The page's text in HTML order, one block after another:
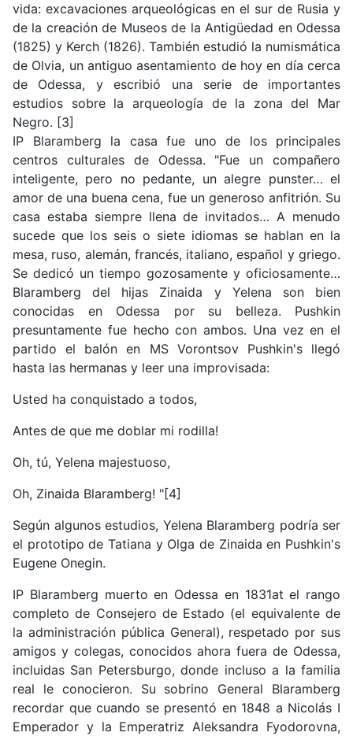
vida: excavaciones arqueológicas en el sur de Rusia y
de la creación de Museos de la Antigüedad en Odessa
(1825) y Kerch (1826). También estudió la numismática
de Olvia, un antiguo asentamiento de hoy en día cerca
de Odessa, y escribió una serie de importantes
estudios sobre la arqueología de la zona del Mar
Negro. [3]
IP Blaramberg la casa fue uno de los principales
centros culturales de Odessa. "Fue un compañero
inteligente, pero no pedante, un alegre punster… el
amor de una buena cena, fue un generoso anfitrión. Su
casa estaba siempre llena de invitados… A menudo
sucede que los seis o siete idiomas se hablan en la
mesa, ruso, alemán, francés, italiano, español y griego.
Se dedicó un tiempo gozosamente y oficiosamente…
Blaramberg del hijas Zinaida y Yelena son bien
conocidas en Odessa por su belleza. Pushkin
presuntamente fue hecho con ambos. Una vez en el
partido el balón en MS Vorontsov Pushkin's llegó
hasta las hermanas y leer una improvisada:
Usted ha conquistado a todos,
Antes de que me doblar mi rodilla!
Oh, tú, Yelena majestuoso,
Oh, Zinaida Blaramberg! "[4]
Según algunos estudios, Yelena Blaramberg podría ser
el prototipo de Tatiana y Olga de Zinaida en Pushkin's
Eugene Onegin.
IP Blaramberg muerto en Odessa en 1831at el rango
completo de Consejero de Estado (el equivalente de
la administración pública General), respetado por sus
amigos y colegas, conocidos ahora fuera de Odessa,
incluidas San Petersburgo, donde incluso a la familia
real le conocieron. Su sobrino General Blaramberg
recordar que cuando se presentó en 1848 a Nicolás I
Emperador y la Emperatriz Aleksandra Fyodorovna,